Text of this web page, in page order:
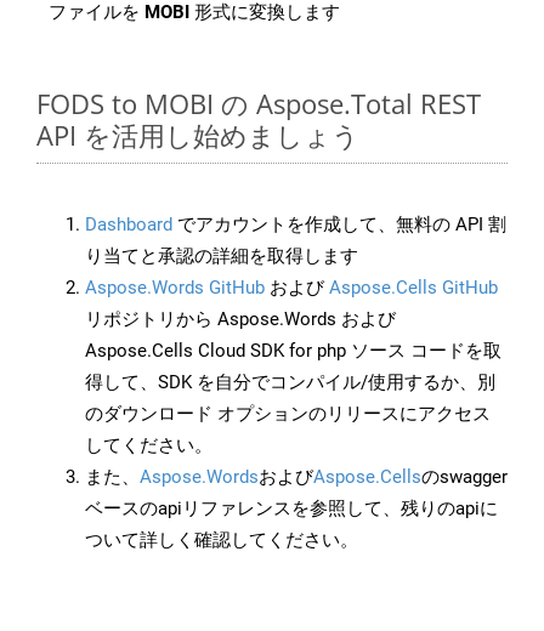
ファイルを MOBI 形式に変換します
FODS to MOBI の Aspose.Total REST
API を活用し始めましょう
Dashboard でアカウントを作成して、無料の API 割
り当てと承認の詳細を取得します
Aspose.Words GitHub およびAspose.Cells GitHub
リポジトリから Aspose.Words および
Aspose.Cells Cloud SDK for php ソース コードを取
得して、SDK を自分でコンパイル/使用するか、別
のダウンロード オプションのリリースにアクセス
してください。
また、 Aspose.WordsおよびAspose.Cellsのswagger
ベースのapiリファレンスを参照して、残りのapiに
ついて詳しく確認してください。